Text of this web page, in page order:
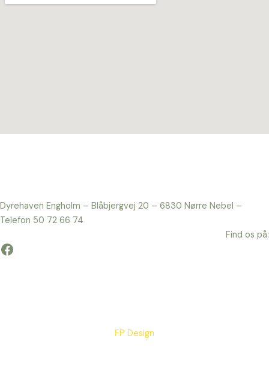
Dyrehaven Engholm – Blåbjergvej 20 – 6830 Nørre Nebel –
Telefon 50 72 66 74
Find os på:
Facebook
FP Design